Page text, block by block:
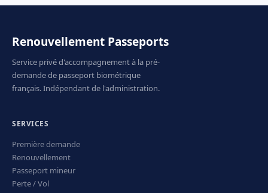
Renouvellement Passeports
Service privé d'accompagnement à la pré-
demande de passeport biométrique
français. Indépendant de l'administration.
SERVICES
Première demande
Renouvellement
Passeport mineur
Perte / Vol